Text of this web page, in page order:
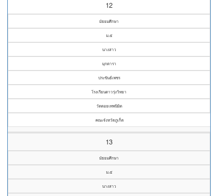
12
มัธยมศึกษา
ม.๕
นางสาว
มุกดารา
ประขันธ์เพชร
โรงเรียนดาวรุ่งวิทยา
วัดดอยเทพนิมิต
คณะจังหวัดภูเก็ต
13
มัธยมศึกษา
ม.๕
นางสาว